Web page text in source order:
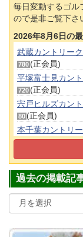
毎日変動するゴル
ので是非ご覧下さ
2026年8月6日の
武蔵カントリー
780 (正会員)
平塚富士見カン
720 (正会員)
宍戸ヒルズカン
80 (正会員)
本千葉カントリ
(正会員)
茨城ゴルフ倶楽
過去の掲載記